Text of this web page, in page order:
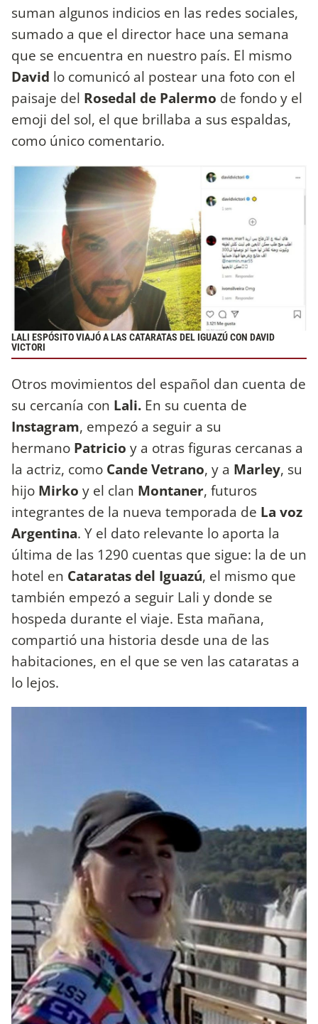
suman algunos indicios en las redes sociales,
sumado a que el director hace una semana
que se encuentra en nuestro país. El mismo
David lo comunicó al postear una foto con el
paisaje del Rosedal de Palermo de fondo y el
emoji del sol, el que brillaba a sus espaldas,
como único comentario.
LALI ESPÓSITO VIAJÓ A LAS CATARATAS DEL IGUAZÚ CON DAVID
VICTORI
Otros movimientos del español dan cuenta de
su cercanía con Lali. En su cuenta de
Instagram, empezó a seguir a su
hermano Patricio y a otras figuras cercanas a
la actriz, como Cande Vetrano, y a Marley, su
hijo Mirko y el clan Montaner, futuros
integrantes de la nueva temporada de La voz
Argentina. Y el dato relevante lo aporta la
última de las 1290 cuentas que sigue: la de un
hotel en Cataratas del Iguazú, el mismo que
también empezó a seguir Lali y donde se
hospeda durante el viaje. Esta mañana,
compartió una historia desde una de las
habitaciones, en el que se ven las cataratas a
lo lejos.